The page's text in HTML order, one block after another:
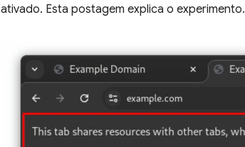
ativado. Esta postagem explica o experimento.